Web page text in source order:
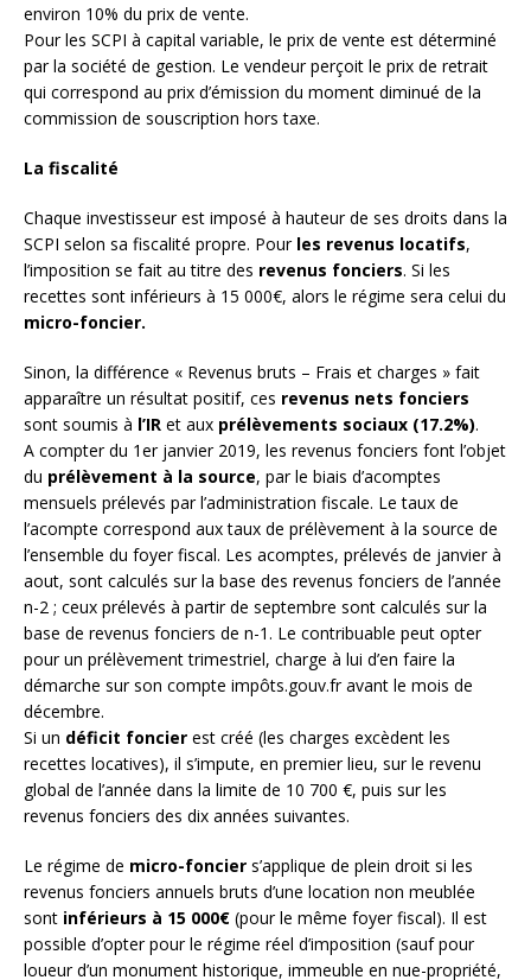
environ 10% du prix de vente.
Pour les SCPI à capital variable, le prix de vente est déterminé
par la société de gestion. Le vendeur perçoit le prix de retrait
qui correspond au prix d’émission du moment diminué de la
commission de souscription hors taxe.
La fiscalité
Chaque investisseur est imposé à hauteur de ses droits dans la
SCPI selon sa fiscalité propre. Pour les revenus locatifs,
l’imposition se fait au titre des revenus fonciers. Si les
recettes sont inférieurs à 15 000€, alors le régime sera celui du
micro-foncier.
Sinon, la différence « Revenus bruts – Frais et charges » fait
apparaître un résultat positif, ces revenus nets fonciers
sont soumis à l’IR et aux prélèvements sociaux (17.2%).
A compter du 1er janvier 2019, les revenus fonciers font l’objet
du prélèvement à la source, par le biais d’acomptes
mensuels prélevés par l’administration fiscale. Le taux de
l’acompte correspond aux taux de prélèvement à la source de
l’ensemble du foyer fiscal. Les acomptes, prélevés de janvier à
aout, sont calculés sur la base des revenus fonciers de l’année
n-2 ; ceux prélevés à partir de septembre sont calculés sur la
base de revenus fonciers de n-1. Le contribuable peut opter
pour un prélèvement trimestriel, charge à lui d’en faire la
démarche sur son compte impôts.gouv.fr avant le mois de
décembre.
Si un déficit foncier est créé (les charges excèdent les
recettes locatives), il s’impute, en premier lieu, sur le revenu
global de l’année dans la limite de 10 700 €, puis sur les
revenus fonciers des dix années suivantes.
Le régime de micro-foncier s’applique de plein droit si les
revenus fonciers annuels bruts d’une location non meublée
sont inférieurs à 15 000€ (pour le même foyer fiscal). Il est
possible d’opter pour le régime réel d’imposition (sauf pour
loueur d’un monument historique, immeuble en nue-propriété,